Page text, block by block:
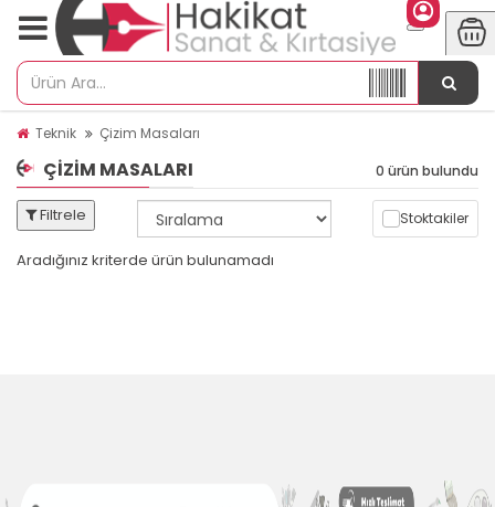
Teknik Çizim Masaları
ÇIZIM MASALARI 0 ürün bulundu
Filtrele Stoktakiler
Aradığınız kriterde ürün bulunamadı